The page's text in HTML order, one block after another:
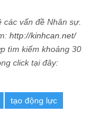
các vấn đề Nhân sự.
http://kinhcan.net/
tìm kiếm khoảng 30
click tại đây:
tạo động lực